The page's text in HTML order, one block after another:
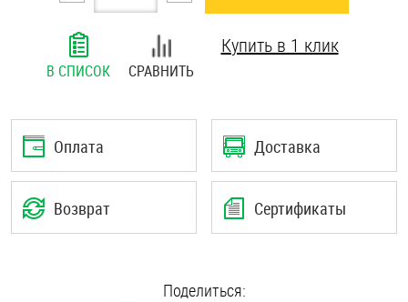
Штифты и пальцы
В СПИСОК СРАВНИТЬ
Купить в 1 клик
Оплата Доставка
Возврат Сертификаты
Поделиться: